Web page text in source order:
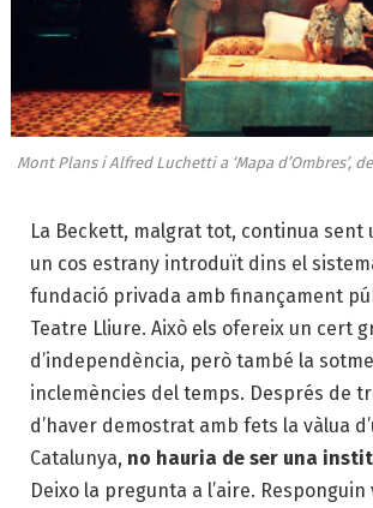
Mont Plans i Alfred Luchetti a ‘Mapa d’Ombres’,
La Beckett, malgrat tot, continua sent
un cos estrany introduït dins el
fundació privada amb finançament
Teatre Lliure. Això els ofereix un cert
d’independència, però també la
inclemències del temps. Després de
d’haver demostrat amb fets la vàlua
Catalunya, no hauria de ser una
Deixo la pregunta a l’aire. Responguin